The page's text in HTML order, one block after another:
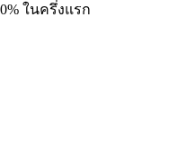
ในครึ่งแรก